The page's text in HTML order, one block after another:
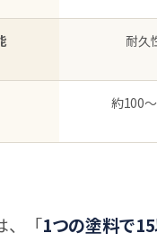
耐久
約100
、「1つの塗料で